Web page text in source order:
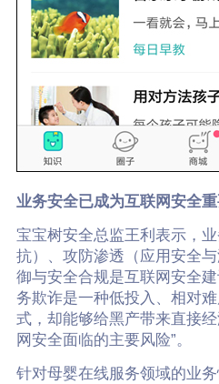
业务安全已成为互联网安全
宝宝树安全总监王利表示，
抗）、攻防渗透（应用安全
御与安全合规是互联网安全
务欺诈是一种低投入、相对
式，却能够给黑产带来直接
网安全面临的主要风险”。
针对母婴在线服务领域的业